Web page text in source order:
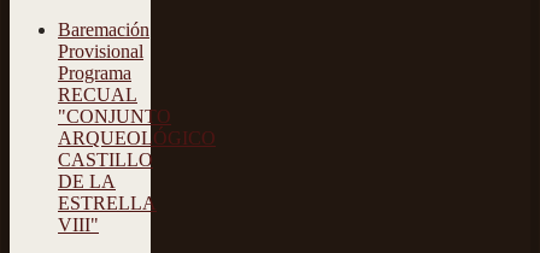
Baremación
Provisional
Programa
RECUAL
"CONJUNTO
ARQUEOLÓGICO
CASTILLO
DE LA
ESTRELLA
VIII"